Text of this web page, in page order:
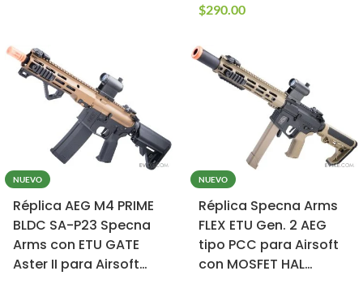
$290.00
NUEVO
Réplica AEG M4 PRIME
BLDC SA-P23 Specna
Arms con ETU GATE
Aster II para Airsoft
NUEVO
Réplica Specna Arms
FLEX ETU Gen. 2 AEG
tipo PCC para Airsoft
con MOSFET HAL